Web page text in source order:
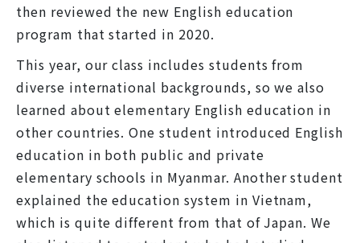
then reviewed the new English education
program that started in 2020.
This year, our class includes students from
diverse international backgrounds, so we also
learned about elementary English education in
other countries. One student introduced English
education in both public and private
elementary schools in Myanmar. Another student
explained the education system in Vietnam,
which is quite different from that of Japan. We